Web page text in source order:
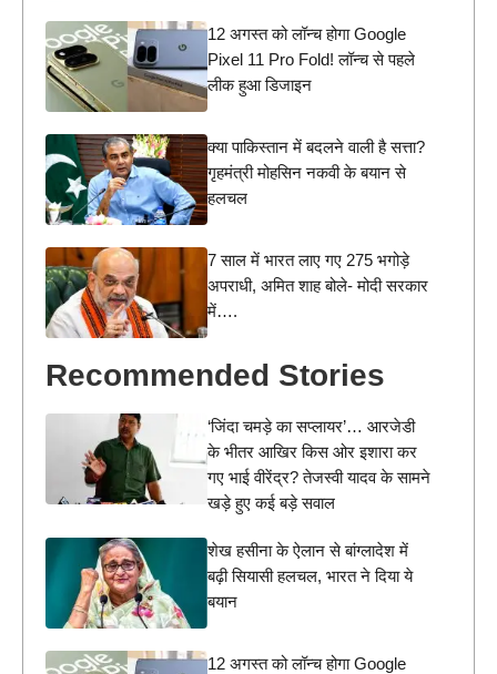
12 अगस्त को लॉन्च होगा Google
Pixel 11 Pro Fold! लॉन्च से पहले
लीक हुआ डिजाइन
क्या पाकिस्तान में बदलने वाली है सत्ता?
गृहमंत्री मोहसिन नकवी के बयान से
हलचल
7 साल में भारत लाए गए 275 भगोड़े
अपराधी, अमित शाह बोले- मोदी सरकार
में….
Recommended Stories
‘जिंदा चमड़े का सप्लायर’… आरजेडी
के भीतर आखिर किस ओर इशारा कर
गए भाई वीरेंद्र? तेजस्वी यादव के सामने
खड़े हुए कई बड़े सवाल
शेख हसीना के ऐलान से बांग्लादेश में
बढ़ी सियासी हलचल, भारत ने दिया ये
बयान
12 अगस्त को लॉन्च होगा Google